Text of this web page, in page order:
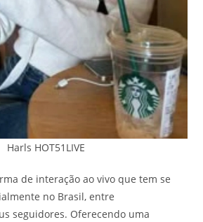
Harls HOT51LIVE
de interação ao vivo que tem se
no Brasil, entre
seguidores. Oferecendo uma